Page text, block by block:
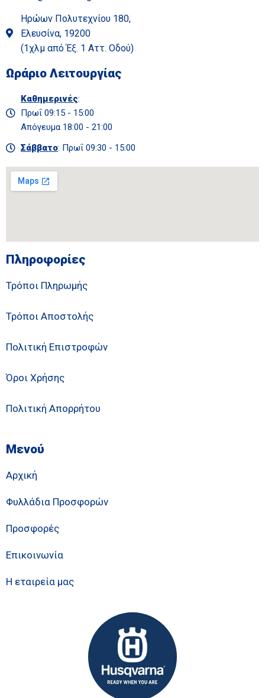
Ηρώων Πολυτεχνίου 180,
Ελευσίνα, 19200
(1χλμ από Έξ. 1 Αττ. Οδού)
Ωράριο Λειτουργίας
Καθημερινές:
Πρωΐ 09:15 - 15:00
Απόγευμα 18:00 - 21:00
Σάββατο: Πρωΐ 09:30 - 15:00
Πληροφορίες
Τρόποι Πληρωμής
Τρόποι Αποστολής
Πολιτική Επιστροφών
Όροι Χρήσης
Πολιτική Απορρήτου
Μενού
Αρχική
Φυλλάδια Προσφορών
Προσφορές
Επικοινωνία
Η εταιρεία μας